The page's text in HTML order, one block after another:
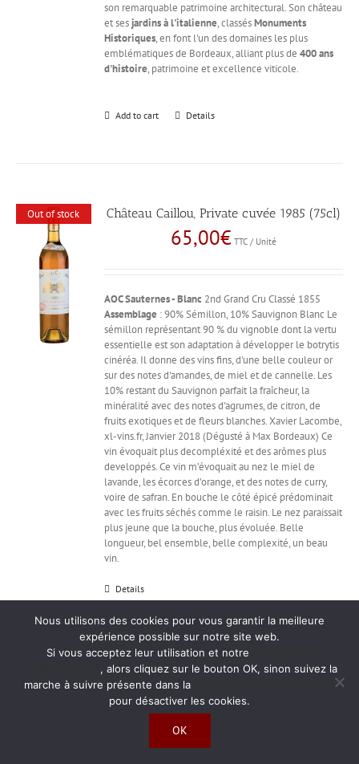
son remarquable patrimoine architectural. Son château
et ses jardins à l'italienne, classésMonuments
Historiques, en font l'un des domaines les plus
emblématiques de Bordeaux, alliant plus de400 ans
d'histoire, patrimoine et excellence viticole.
Add to cart Details
Out of stock Château Caillou, Private cuvée 1985 (75cl)
65,00€ TTC / Unité
AOC Sauternes - Blanc 2nd Grand Cru Classé 1855
Assemblage : 90% Sémillon, 10% Sauvignon Blanc Le
sémillon représentant 90 % du vignoble dont la vertu
essentielle est son adaptation à développer le botrytis
cinéréa. Il donne des vins fins, d'une belle couleur or
sur des notes d'amandes, de miel et de cannelle. Les
10% restant du Sauvignon parfait la fraîcheur, la
minéralité avec des notes d'agrumes, de citron, de
fruits exotiques et de fleurs blanches. Xavier Lacombe,
xl-vins.fr, Janvier 2018 (Dégusté à Max Bordeaux) Ce
vin évoquait plus decompléxité et des arômes plus
developpés. Ce vin m’évoquait au nez le miel de
lavande, les écorces d’orange, et des notes de curry,
voire de safran. En bouche le côté épicé prédominait
avec les fruits séchés comme le raisin. Le nez paraissait
plus jeune que la bouche, plus évoluée. Belle
longueur, bel ensemble, belle complexité, un beau
vin.
Details
Château de Malle – Sauternes 1989 (75cl)
68,00€
Nous utilisons des cookies pour vous garantir la meilleure
expérience possible sur notre site web.
Si vous acceptez leur utilisation et notre
, alors cliquez sur le bouton OK, sinon suivez la
marche à suivre présente dans la
pour désactiver les cookies.
OK